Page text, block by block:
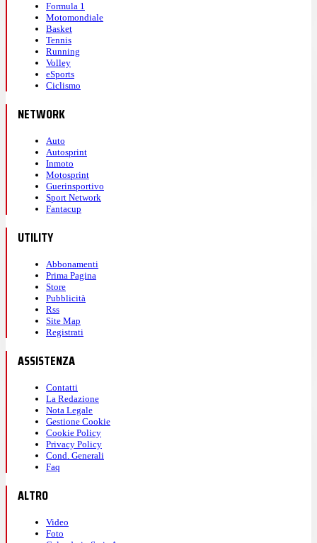
Formula 1
Motomondiale
Basket
Tennis
Running
Volley
eSports
Ciclismo
NETWORK
Auto
Autosprint
Inmoto
Motosprint
Guerinsportivo
Sport Network
Fantacup
UTILITY
Abbonamenti
Prima Pagina
Store
Pubblicità
Rss
Site Map
Registrati
ASSISTENZA
Contatti
La Redazione
Nota Legale
Gestione Cookie
Cookie Policy
Privacy Policy
Cond. Generali
Faq
ALTRO
Video
Foto